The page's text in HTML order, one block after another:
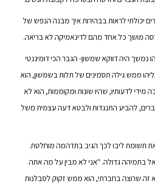
יכולתי לראות בבהירות איך מבנה הנפש של
מושך כל אחד מהם לדינאמיקה לא בריאה.
נמשך היה דווקא שמשון- הגבר הכי דומיננטי
ממש גילה תסמינים של תלות בשמשון, הוא
מידי לדעותיו, שהיו שונות ומקוממות, הוא לא
להביע התנגדות ולבטא דעה עצמית משל
את תשומת ליבו לכך הגיב בתדהמה מוחלטת.
בתמיהה גדולה. "אני לא מבין על מה אתה
זה שרוצה בחברתי, הוא ממש זקוק לסבלנות